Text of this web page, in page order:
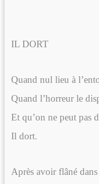
IL DORT
Quand nul lieu à
Quand l’horreur le
Et qu’on ne peut pas
Il dort.
Après avoir flâné